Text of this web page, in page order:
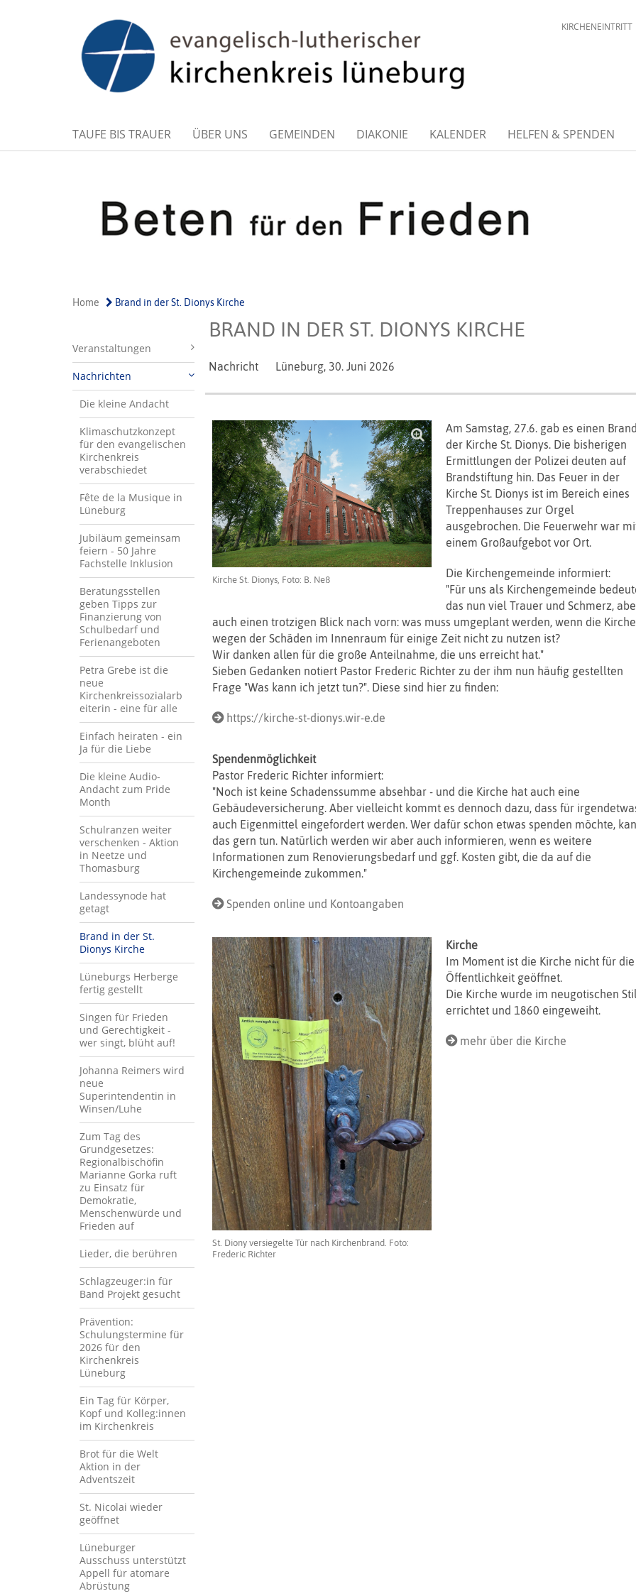
KIRCHENEINTRITT
TAUFE BIS TRAUER ÜBER UNS GEMEINDEN DIAKONIE KALENDER HELFEN & SPENDEN
Home Brand in der St. Dionys Kirche
Veranstaltungen
Nachrichten
Die kleine Andacht
Klimaschutzkonzept
für den evangelischen
Kirchenkreis
verabschiedet
Fête de la Musique in
Lüneburg
Jubiläum gemeinsam
feiern - 50 Jahre
Fachstelle Inklusion
Beratungsstellen
geben Tipps zur
Finanzierung von
Schulbedarf und
Ferienangeboten
Petra Grebe ist die
neue
Kirchenkreissozialarb
eiterin - eine für alle
Einfach heiraten - ein
Ja für die Liebe
Die kleine Audio-
Andacht zum Pride
Month
Schulranzen weiter
verschenken - Aktion
in Neetze und
Thomasburg
Landessynode hat
getagt
Brand in der St.
Dionys Kirche
Lüneburgs Herberge
fertig gestellt
Singen für Frieden
und Gerechtigkeit -
wer singt, blüht auf!
Johanna Reimers wird
neue
Superintendentin in
Winsen/Luhe
Zum Tag des
Grundgesetzes:
Regionalbischöfin
Marianne Gorka ruft
zu Einsatz für
Demokratie,
Menschenwürde und
Frieden auf
Lieder, die berühren
Schlagzeuger:in für
Band Projekt gesucht
Prävention:
Schulungstermine für
2026 für den
Kirchenkreis
Lüneburg
Ein Tag für Körper,
Kopf und Kolleg:innen
im Kirchenkreis
Brot für die Welt
Aktion in der
Adventszeit
St. Nicolai wieder
geöffnet
Lüneburger
Ausschuss unterstützt
Appell für atomare
Abrüstung
BRAND IN DER ST. DIONYS KIRCHE
Nachricht Lüneburg, 30. Juni 2026
Kirche St. Dionys, Foto: B. Neß
Am Samstag, 27.6. gab es einen
der Kirche St. Dionys. Die bisherigen
Ermittlungen der Polizei deuten auf
Brandstiftung hin. Das Feuer in der
Kirche St. Dionys ist im Bereich eines
Treppenhauses zur Orgel
ausgebrochen. Die Feuerwehr war
einem Großaufgebot vor Ort.
Die Kirchengemeinde informiert:
"Für uns als Kirchengemeinde
das nun viel Trauer und Schmerz,
auch einen trotzigen Blick nach vorn: was muss umgeplant werden, wenn die Kirche
wegen der Schäden im Innenraum für einige Zeit nicht zu nutzen ist?
Wir danken allen für die große Anteilnahme, die uns erreicht hat."
Sieben Gedanken notiert Pastor Frederic Richter zu der ihm nun häufig gestellten
Frage "Was kann ich jetzt tun?". Diese sind hier zu finden:
https://kirche-st-dionys.wir-e.de
Spendenmöglichkeit
Pastor Frederic Richter informiert:
"Noch ist keine Schadenssumme absehbar - und die Kirche hat auch eine
Gebäudeversicherung. Aber vielleicht kommt es dennoch dazu, dass für
auch Eigenmittel eingefordert werden. Wer dafür schon etwas spenden möchte,
das gern tun. Natürlich werden wir aber auch informieren, wenn es weitere
Informationen zum Renovierungsbedarf und ggf. Kosten gibt, die da auf die
Kirchengemeinde zukommen."
Spenden online und Kontoangaben
St. Diony versiegelte Tür nach Kirchenbrand. Foto:
Frederic Richter
Kirche
Im Moment ist die Kirche nicht für die
Öffentlichkeit geöffnet.
Die Kirche wurde im neugotischen
errichtet und 1860 eingeweiht.
mehr über die Kirche